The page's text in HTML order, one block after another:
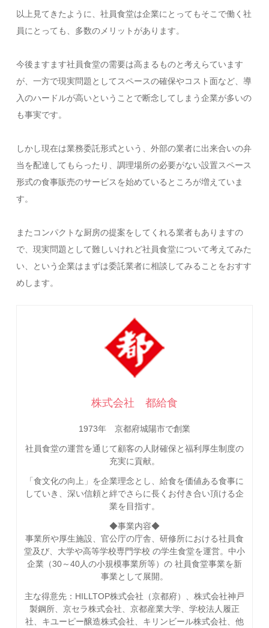
以上見てきたように、社員食堂は企業にとってもそこで働く社
員にとっても、多数のメリットがあります。
今後ますます社員食堂の需要は高まるものと考えらています
が、一方で現実問題としてスペースの確保やコスト面など、導
入のハードルが高いということで断念してしまう企業が多いの
も事実です。
しかし現在は業務委託形式という、外部の業者に出来合いの弁
当を配達してもらったり、調理場所の必要がない設置スペース
形式の食事販売のサービスを始めているところが増えていま
す。
またコンパクトな厨房の提案をしてくれる業者もありますの
で、現実問題として難しいけれど社員食堂について考えてみた
い、という企業はまずは委託業者に相談してみることをおすす
めします。
株式会社 都給食
1973年 京都府城陽市で創業
社員食堂の運営を通じて顧客の人財確保と福利厚生制度の
充実に貢献。
「食文化の向上」を企業理念とし、給食を価値ある食事に
していき、深い信頼と絆でさらに長くお付き合い頂ける企
業を目指す。
◆事業内容◆
事業所や厚生施設、官公庁の庁舎、研修所における社員食
堂及び、大学や高等学校専門学校 の学生食堂を運営。中小
企業（30～40人の小規模事業所等）の 社員食堂事業を新
事業として展開。
主な得意先：HILLTOP株式会社（京都府）、株式会社神戸
製鋼所、京セラ株式会社、京都産業大学、学校法人履正
社、キユーピー醸造株式会社、キリンビール株式会社、他